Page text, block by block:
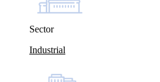
Sector
Industrial